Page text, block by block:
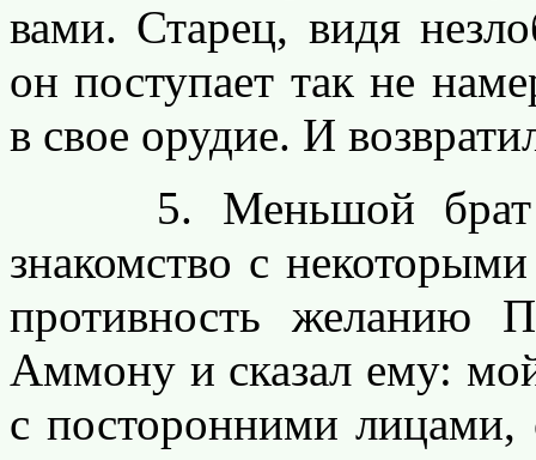
вами. Старец, видя
он поступает так не
в свое орудие. И
5. Меньшой брат
знакомство с
противность желанию
Аммону и сказал ему:
с посторонними